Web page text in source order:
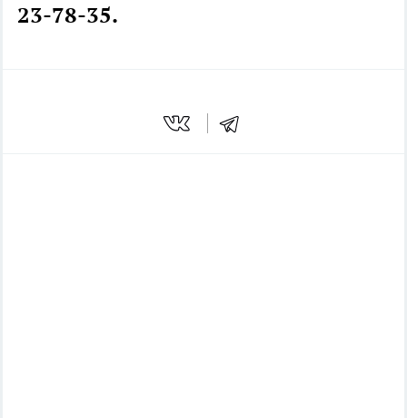
23-78-35.